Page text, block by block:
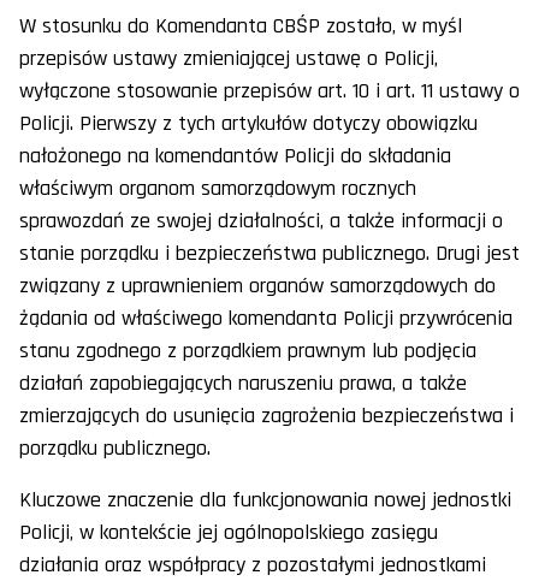
W stosunku do Komendanta CBŚP zostało, w myśl
przepisów ustawy zmieniającej ustawę o Policji,
wyłączone stosowanie przepisów art. 10 i art. 11 ustawy o
Policji. Pierwszy z tych artykułów dotyczy obowiązku
nałożonego na komendantów Policji do składania
właściwym organom samorządowym rocznych
sprawozdań ze swojej działalności, a także informacji o
stanie porządku i bezpieczeństwa publicznego. Drugi jest
związany z uprawnieniem organów samorządowych do
żądania od właściwego komendanta Policji przywrócenia
stanu zgodnego z porządkiem prawnym lub podjęcia
działań zapobiegających naruszeniu prawa, a także
zmierzających do usunięcia zagrożenia bezpieczeństwa i
porządku publicznego.
Kluczowe znaczenie dla funkcjonowania nowej jednostki
Policji, w kontekście jej ogólnopolskiego zasięgu
działania oraz współpracy z pozostałymi jednostkami